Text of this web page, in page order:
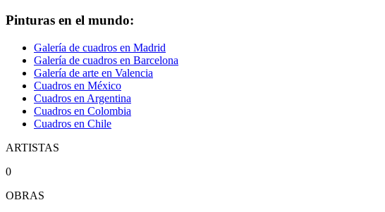
Pinturas en el mundo:
Galería de cuadros en Madrid
Galería de cuadros en Barcelona
Galería de arte en Valencia
Cuadros en México
Cuadros en Argentina
Cuadros en Colombia
Cuadros en Chile
ARTISTAS
0
OBRAS